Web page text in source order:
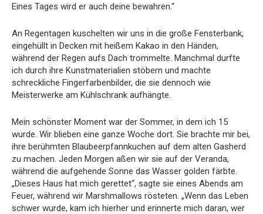
Eines Tages wird er auch deine bewahren.“
An Regentagen kuschelten wir uns in die große Fensterbank,
eingehüllt in Decken mit heißem Kakao in den Händen,
während der Regen aufs Dach trommelte. Manchmal durfte
ich durch ihre Kunstmaterialien stöbern und machte
schreckliche Fingerfarbenbilder, die sie dennoch wie
Meisterwerke am Kühlschrank aufhängte.
Mein schönster Moment war der Sommer, in dem ich 15
wurde. Wir blieben eine ganze Woche dort. Sie brachte mir bei,
ihre berühmten Blaubeerpfannkuchen auf dem alten Gasherd
zu machen. Jeden Morgen aßen wir sie auf der Veranda,
während die aufgehende Sonne das Wasser golden färbte.
„Dieses Haus hat mich gerettet“, sagte sie eines Abends am
Feuer, während wir Marshmallows rösteten. „Wenn das Leben
schwer wurde, kam ich hierher und erinnerte mich daran, wer